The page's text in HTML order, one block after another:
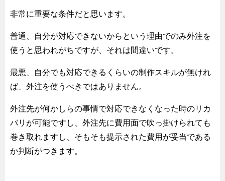
非常に重要な条件だと思います。
普通、自分が対応できないからという理由でのみ外注を
使うと思われがちですが、それは間違いです。
最悪、自分でも対応できるくらいの制作スキルが無けれ
ば、外注を使うべきではありません。
外注先が何かしらの事情で対応できなくなった時のリカ
バリが可能ですし、外注先に費用面で吹っ掛けられても
巻き取れますし、そもそも提示された費用が妥当である
か判断がつきます。